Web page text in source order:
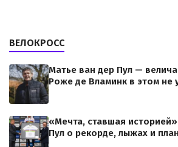
ВЕЛОКРОСС
Матье ван дер Пул —
Роже де Вламинк в этом не
«Мечта, ставшая
Пул о рекорде, лыжах и